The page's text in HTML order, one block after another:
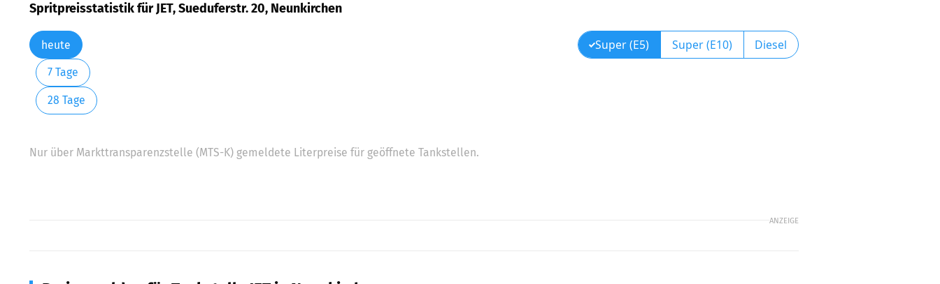
Spritpreisstatistik für JET, Sueduferstr. 20, Neunkirchen
heute
7 Tage
28 Tage
Super (E5) Super (E10) Diesel
Nur über Markttransparenzstelle (MTS-K) gemeldete Literpreise für geöffnete Tankstellen.
ANZEIGE